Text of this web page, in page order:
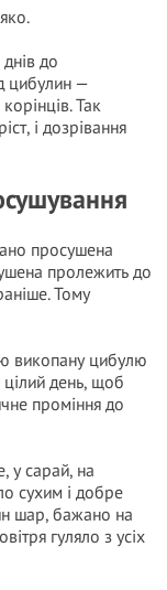
до
цибулин —
Так
і дозрівання
просушена
пролежить до
Тому
викопану цибулю
цілий день, щоб
проміння до
у сарай, на
сухим і добре
шар, бажано на
гуляло з усіх